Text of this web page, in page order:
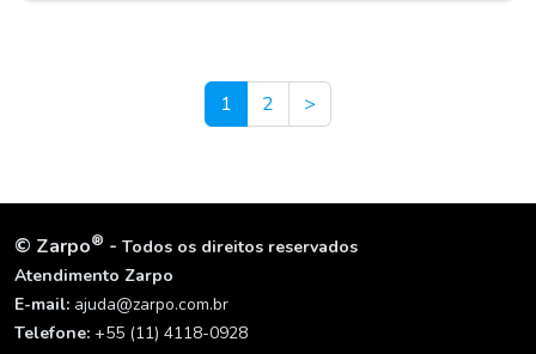
1 2 >
© Zarpo® - Todos os direitos reservados
Atendimento Zarpo
E-mail: ajuda@zarpo.com.br
Telefone: +55 (11) 4118-0928